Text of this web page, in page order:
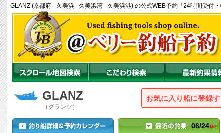
GLANZ (京都府 - 久美浜 - 久美浜湾 - 久美浜港) の公式WEB予約「24時間受付
GLANZ
（グランツ）
お気に入り船に登録
06/24UP